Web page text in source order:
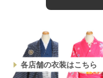
各店舗の衣装はこちら